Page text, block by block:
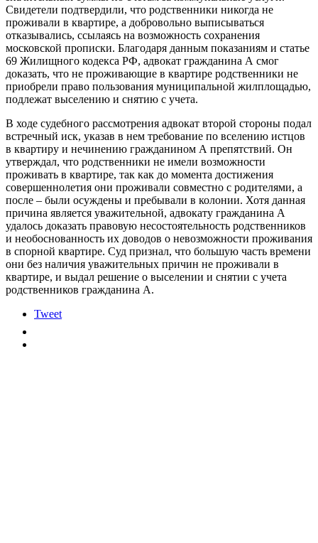
Свидетели подтвердили, что родственники никогда не
проживали в квартире, а добровольно выписываться
отказывались, ссылаясь на возможность сохранения
московской прописки. Благодаря данным показаниям и статье
69 Жилищного кодекса РФ, адвокат гражданина А смог
доказать, что не проживающие в квартире родственники не
приобрели право пользования муниципальной жилплощадью,
подлежат выселению и снятию с учета.
В ходе судебного рассмотрения адвокат второй стороны подал
встречный иск, указав в нем требование по вселению истцов
в квартиру и нечинению гражданином А препятствий. Он
утверждал, что родственники не имели возможности
проживать в квартире, так как до момента достижения
совершеннолетия они проживали совместно с родителями, а
после – были осуждены и пребывали в колонии. Хотя данная
причина является уважительной, адвокату гражданина А
удалось доказать правовую несостоятельность родственников
и необоснованность их доводов о невозможности проживания
в спорной квартире. Суд признал, что большую часть времени
они без наличия уважительных причин не проживали в
квартире, и выдал решение о выселении и снятии с учета
родственников гражданина А.
Tweet